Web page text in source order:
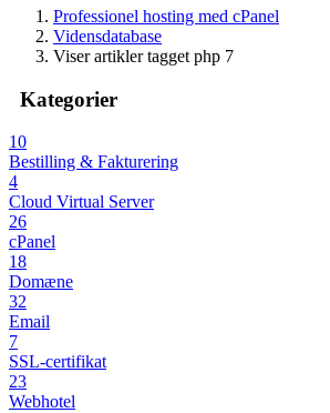
Professionel hosting med cPanel
Vidensdatabase
Viser artikler tagget php 7
Kategorier
10
Bestilling & Fakturering
4
Cloud Virtual Server
26
cPanel
18
Domæne
32
Email
7
SSL-certifikat
23
Webhotel